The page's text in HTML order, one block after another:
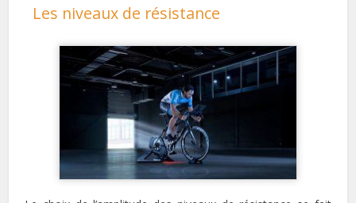
Les niveaux de résistance